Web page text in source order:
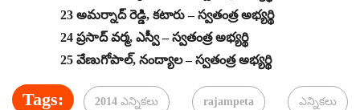
23 అమర్నాద్ రెడ్డి, కటారు – స్వతంత్ర అభ్యర్థి
24 ప్రసాద్ వర్మ, ఎస్వీ – స్వతంత్ర అభ్యర్థి
25 వేణుగోపాల్, నంద్యాల – స్వతంత్ర అభ్యర్థి
Tags: 2014 ఎన్నికలు rajampeta ఎన్నికలు